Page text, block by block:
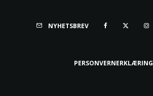
NYHETSBREV
PERSONVERNERKLÆRING